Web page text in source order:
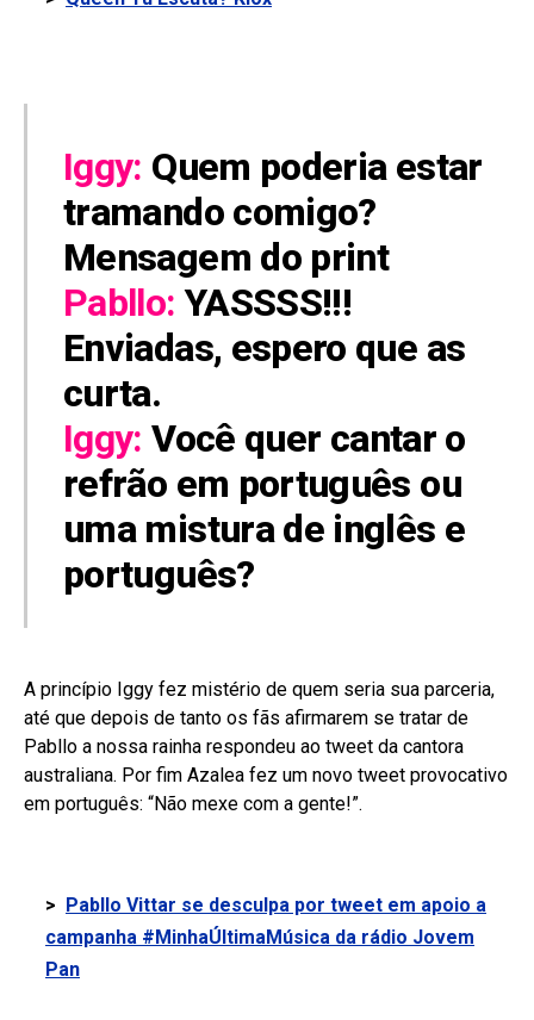
Iggy: Quem poderia estar
tramando comigo?
Mensagem do print
Pabllo: YASSSS!!!
Enviadas, espero que as
curta.
Iggy: Você quer cantar o
refrão em português ou
uma mistura de inglês e
português?
A princípio Iggy fez mistério de quem seria sua parceria,
até que depois de tanto os fãs afirmarem se tratar de
Pabllo a nossa rainha respondeu ao tweet da cantora
australiana. Por fim Azalea fez um novo tweet provocativo
em português: “Não mexe com a gente!”.
> Pabllo Vittar se desculpa por tweet em apoio a
campanha #MinhaÚltimaMúsica da rádio Jovem
Pan